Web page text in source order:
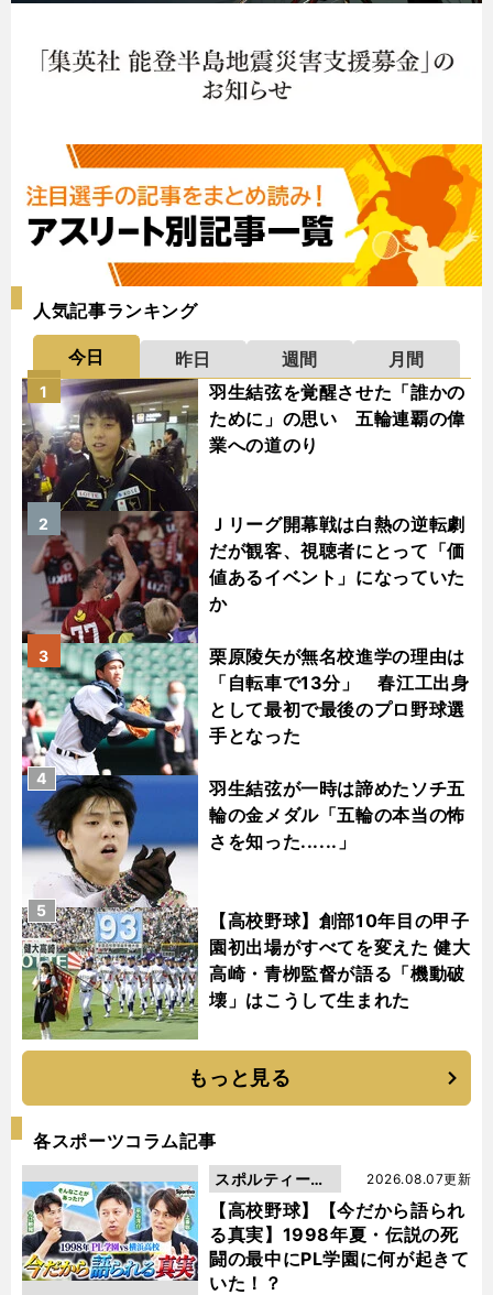
人気記事ランキング
今日 昨日 週間
月間
羽生結弦を覚醒させた「誰かの
ために」の思い 五輪連覇の偉
業への道のり
1
Ｊリーグ開幕戦は白熱の逆転劇
だが観客、視聴者にとって「価
値あるイベント」になっていた
か
2
栗原陵矢が無名校進学の理由は
「自転車で13分」 春江工出身
として最初で最後のプロ野球選
手となった
3
羽生結弦が一時は諦めたソチ五
輪の金メダル「五輪の本当の怖
さを知った......」
4
【高校野球】創部10年目の甲子
園初出場がすべてを変えた 健大
高崎・青栁監督が語る「機動破
壊」はこうして生まれた
5
もっと見る
各スポーツコラム記事
【高校野球】【今だから語られ
る真実】1998年夏・伝説の死
闘の最中にPL学園に何が起きて
いた！？
2026.08.07更新
スポルティーバ
動画